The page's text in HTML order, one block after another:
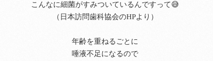
こんなに細菌がすみついているんですって😅
（日本訪問歯科協会のHPより）
年齢を重ねるごとに
唾液不足になるので